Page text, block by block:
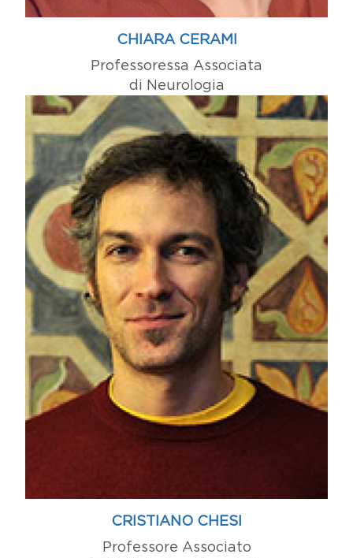
CHIARA CERAMI
Professoressa Associata
di Neurologia
CRISTIANO CHESI
Professore Associato